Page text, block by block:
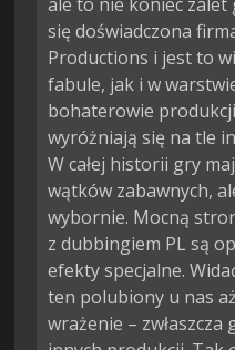
się doświadczona
Productions i jest to
fabule, jak i w
bohaterowie
wyróżniają się na tle
W całej historii gry
wątków zabawnych,
wybornie. Mocną
z dubbingiem PL są
efekty specjalne.
ten polubiony u nas
wrażenie –